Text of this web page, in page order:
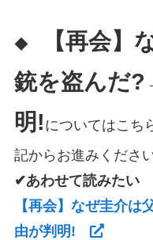
◆
【再会】
銃を盗んだ
明! についてはこち
記からお進みくださ
✔あわせて読みたい
【再会】なぜ圭介
由が判明!